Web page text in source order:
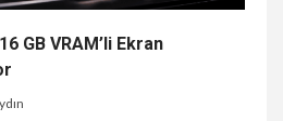
GB VRAM’li Ekran